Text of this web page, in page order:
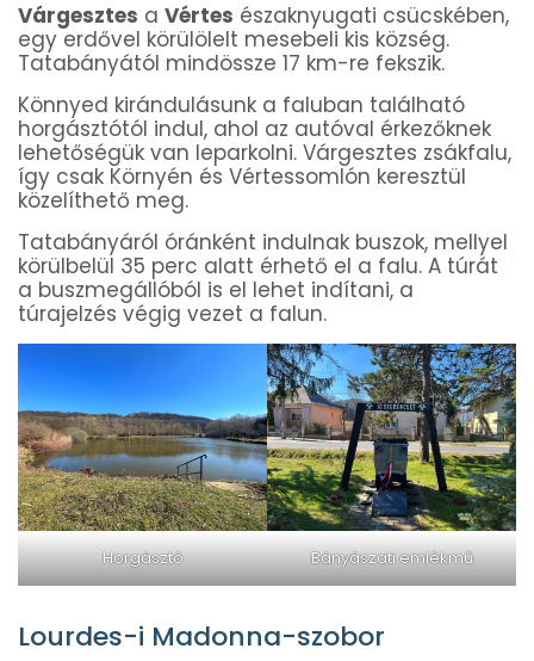
Várgesztes a Vértes északnyugati csücskében,
egy erdővel körülölelt mesebeli kis község.
Tatabányától mindössze 17 km-re fekszik.
Könnyed kirándulásunk a faluban található
horgásztótól indul, ahol az autóval érkezőknek
lehetőségük van leparkolni. Várgesztes zsákfalu,
így csak Környén és Vértessomlón keresztül
közelíthető meg.
Tatabányáról óránként indulnak buszok, mellyel
körülbelül 35 perc alatt érhető el a falu. A túrát
a buszmegállóból is el lehet indítani, a
túrajelzés végig vezet a falun.
Horgásztó Bányászati emlékmű
Lourdes-i Madonna-szobor